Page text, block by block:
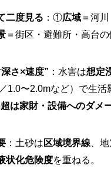
二度見る ：①広域 ＝河
＝街区・避難所・高台の
さ×速度” ：水害は想定
1.0〜2.0mなど）で生活
は家財・設備へのダメ
：土砂は 区域境界線 、
状化危険度を重ねる。